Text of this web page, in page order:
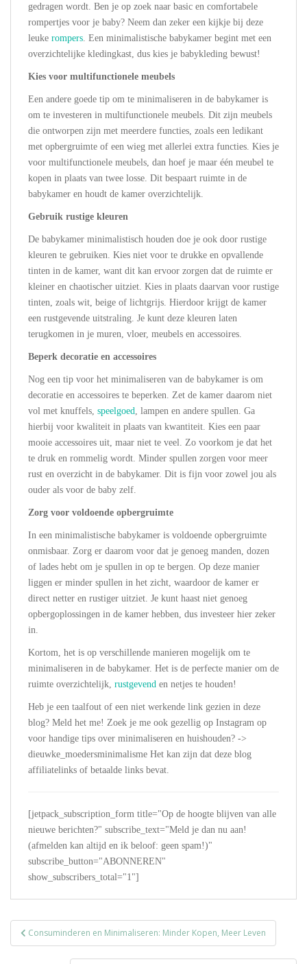
gedragen wordt. Ben je op zoek naar basic en comfortabele
rompertjes voor je baby? Neem dan zeker een kijkje bij deze
leuke rompers . Een minimalistische babykamer begint met een
overzichtelijke kledingkast, dus kies je babykleding bewust!
Kies voor multifunctionele meubels
Een andere goede tip om te minimaliseren in de babykamer is
om te investeren in multifunctionele meubels. Dit zijn meubels
die ontworpen zijn met meerdere functies, zoals een ledikant
met opbergruimte of een wieg met allerlei extra functies. Kies je
voor multifunctionele meubels, dan hoef je maar één meubel te
kopen in plaats van twee losse. Dit bespaart ruimte in de
babykamer en houdt de kamer overzichtelijk.
Gebruik rustige kleuren
De babykamer minimalistisch houden doe je ook door rustige
kleuren te gebruiken. Kies niet voor te drukke en opvallende
tinten in de kamer, want dit kan ervoor zorgen dat de ruimte er
kleiner en chaotischer uitziet. Kies in plaats daarvan voor rustige
tinten, zoals wit, beige of lichtgrijs. Hierdoor krijgt de kamer
een rustgevende uitstraling. Je kunt deze kleuren laten
terugkomen in je muren, vloer, meubels en accessoires.
Beperk decoratie en accessoires
Nog een tip voor het minimaliseren van de babykamer is om
decoratie en accessoires te beperken. Zet de kamer daarom niet
vol met knuffels, speelgoed , lampen en andere spullen. Ga
hierbij voor kwaliteit in plaats van kwantiteit. Kies een paar
mooie accessoires uit, maar niet te veel. Zo voorkom je dat het
te druk en rommelig wordt. Minder spullen zorgen voor meer
rust en overzicht in de babykamer. Dit is fijn voor zowel jou als
ouder als voor de baby zelf.
Zorg voor voldoende opbergruimte
In een minimalistische babykamer is voldoende opbergruimte
onmisbaar. Zorg er daarom voor dat je genoeg manden, dozen
of lades hebt om je spullen in op te bergen. Op deze manier
liggen er minder spullen in het zicht, waardoor de kamer er
direct netter en rustiger uitziet. Je kunt haast niet genoeg
opbergoplossingen in de kamer hebben, dus investeer hier zeker
in.
Kortom, het is op verschillende manieren mogelijk om te
minimaliseren in de babykamer. Het is de perfecte manier om de
ruimte overzichtelijk, rustgevend en netjes te houden!
Heb je een taalfout of een niet werkende link gezien in deze
blog? Meld het me! Zoek je me ook gezellig op Instagram op
voor handige tips over minimaliseren en huishouden? ->
dieuwke_moedersminimalisme Het kan zijn dat deze blog
affiliatelinks of betaalde links bevat.
[jetpack_subscription_form title="Op de hoogte blijven van alle
nieuwe berichten?" subscribe_text="Meld je dan nu aan!
(afmelden kan altijd en ik beloof: geen spam!)"
subscribe_button="ABONNEREN"
show_subscribers_total="1"]
Bericht
navigatie
Consuminderen en Minimaliseren: Minder Kopen, Meer Leven